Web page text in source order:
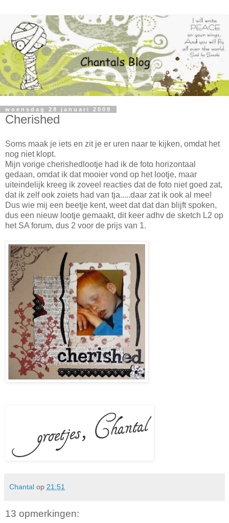
woensdag 28 januari 2009
Cherished
Soms maak je iets en zit je er uren naar te kijken, omdat het
nog niet klopt.
Mijn vorige cherishedlootje had ik de foto horizontaal
gedaan, omdat ik dat mooier vond op het lootje, maar
uiteindelijk kreeg ik zoveel reacties dat de foto niet goed zat,
dat ik zelf ook zoiets had van tja.....daar zat ik ook al mee!
Dus wie mij een beetje kent, weet dat dat dan blijft spoken,
dus een nieuw lootje gemaakt, dit keer adhv de sketch L2 op
het SA forum, dus 2 voor de prijs van 1.
Chantal op 21:51
13 opmerkingen: